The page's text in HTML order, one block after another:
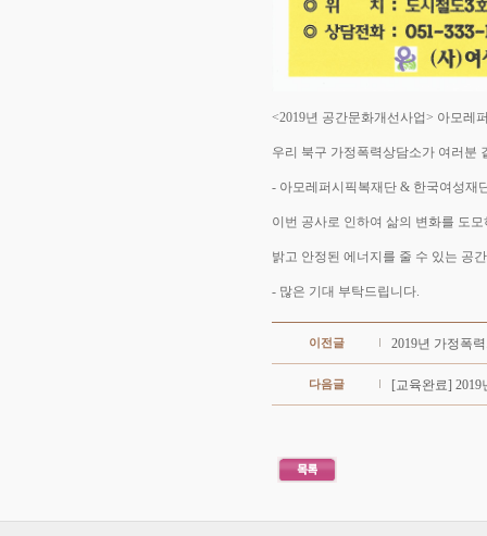
<2019년 공간문화개선사업> 아모레
우리 북구 가정폭력상담소가 여러분
- 아모레퍼시픽복재단 & 한국여성재
이번 공사로 인하여 삶의 변화를 도
밝고 안정된 에너지를 줄 수 있는 공
- 많은 기대 부탁드립니다.
이전글 2019년 가정폭
다음글 [교육완료]